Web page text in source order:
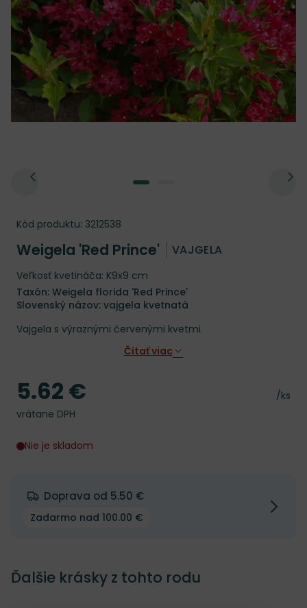
Kód produktu: 3212538
Weigela 'Red Prince' VAJGELA
Veľkosť kvetináča: K9x9 cm
Taxón: Weigela florida 'Red Prince'
Slovenský názov: vajgela kvetnatá
Vajgela s výraznými červenými kvetmi.
Čítať viac
Cena
/ks
Cena
5.62 €
vrátane DPH
Nie je skladom
Doprava od 5.50 €
Zadarmo nad 100.00 €
Ďalšie krásky z tohto rodu